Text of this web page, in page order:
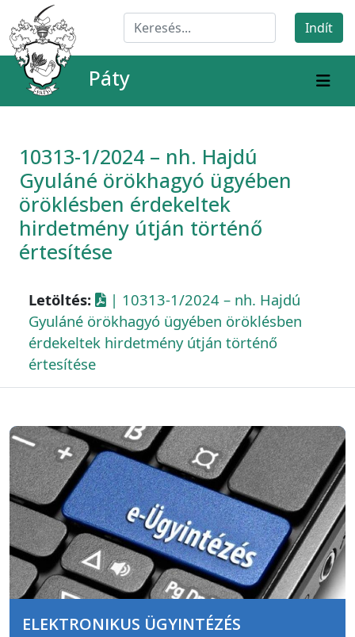
Páty
10313-1/2024 – nh. Hajdú
Gyuláné örökhagyó ügyében
öröklésben érdekeltek
hirdetmény útján történő
értesítése
Letöltés:
| 10313-1/2024 – nh. Hajdú
Gyuláné örökhagyó ügyében öröklésben
érdekeltek hirdetmény útján történő
értesítése
ELEKTRONIKUS ÜGYINTÉZÉS